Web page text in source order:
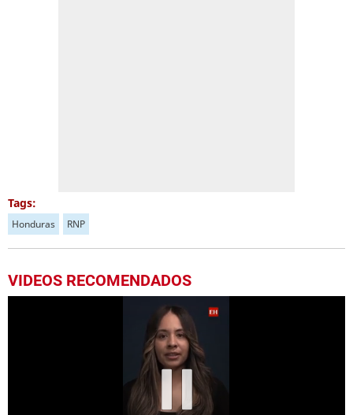
Tags:
Honduras RNP
VIDEOS RECOMENDADOS